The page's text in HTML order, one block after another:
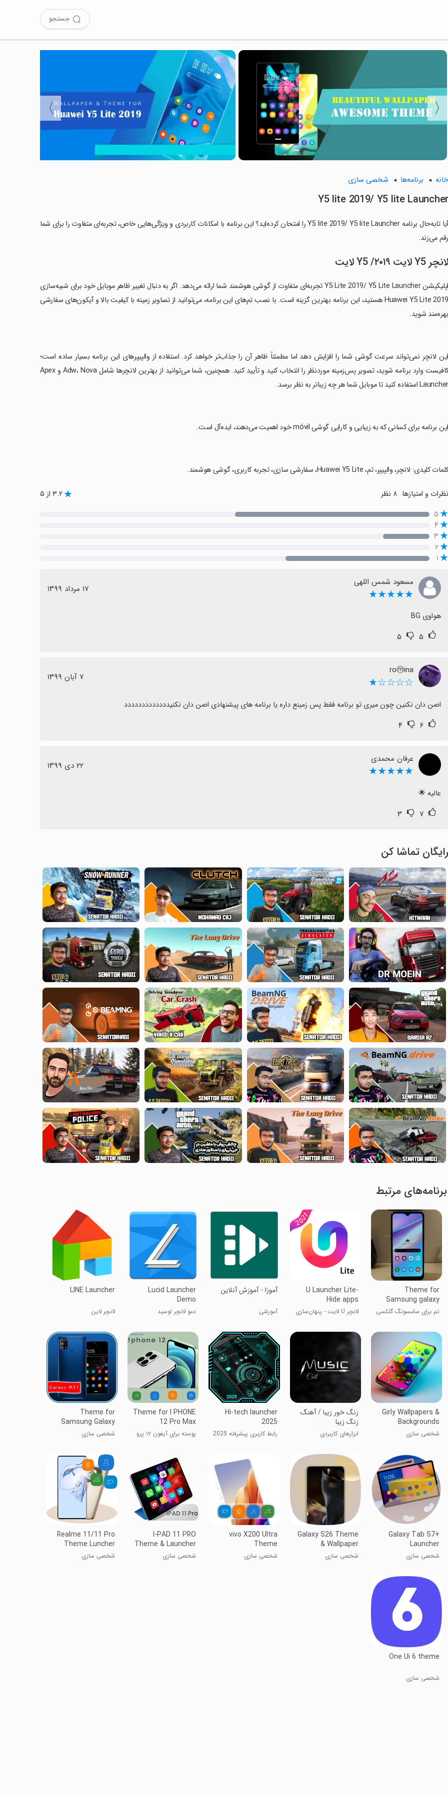
جستجو
〈
〉
خانه برنامه‌ها شخصی سازی
Y5 lite 2019/ Y5 lite Launcher
آیا تابه‌حال برنامه Y5 lite 2019/ Y5 lite Launcher را امتحان کرده‌اید؟ این برنامه با امکانات کاربردی و ویژگی‌هایی خاص، تجربه‌ای متفاوت را برای شما
رقم می‌زند.
لانچر Y5 لایت ۲۰۱۹/ Y5 لایت
اپلیکیشن Y5 Lite 2019/ Y5 Lite Launcher تجربه‌ای متفاوت از گوشی هوشمند شما ارائه می‌دهد. اگر به دنبال تغییر ظاهر موبایل خود برای شبیه‌سازی
Huawei Y5 Lite 2019 هستید، این برنامه بهترین گزینه است. با نصب تم‌های این برنامه، می‌توانید از تصاویر زمینه با کیفیت بالا و آیکون‌های سفارشی
بهره‌مند شوید.
‏این لانچر نمی‌تواند سرعت گوشی شما را افزایش دهد اما مطمئناً ظاهر آن را جذاب‌تر خواهد کرد. استفاده از والپیپرهای این برنامه بسیار ساده است؛
کافیست وارد برنامه شوید، تصویر پس‌زمینه موردنظر را انتخاب کنید و تأیید کنید. همچنین، شما می‌توانید از بهترین لانچرها شامل Adw، Nova و Apex
Launcher استفاده کنید تا موبایل شما هر چه زیباتر به نظر برسد.
‏این برنامه برای کسانی که به زیبایی و کارایی گوشی móvil خود اهمیت می‌دهند، ایده‌آل است.
‏کلمات کلیدی: لانچر، والپیپر، تم، Huawei Y5 Lite، سفارشی سازی، تجربه کاربری، گوشی هوشمند.
نظرات و امتیازها ۳.۲ از ۵
۵
۴
۳
۲
۱
مسعود شمس اللهی
★★★★★ ١٧ مرداد ١٣٩٩
هواوی BG
۵ ۵
roⓜina
☆☆☆☆★ ٧ آبان ١٣٩٩
اصن دان نکنین چون میری تو برنامه فقط پس زمینع داره یا برنامه های پیشنهادی اصن دان نکنیددددددددددددد
۶ ۴
عرفان محمدی
★★★★★ ٢٢ دی ١٣٩٩
عالیه 🌟
۷ ۳
رایگان تماشا کن
برنامه‌های مرتبط
Theme for
Samsung galaxy
A10s
تم برای سامسونگ گلکسی
U Launcher Lite-
Hide apps
لانچر U لایت - پنهان‌سازی
آموزا - آموزش آنلاین
آموزشی
Lucid Launcher
Demo
دمو لانچر لوسید
LINE Launcher
لانچر لاین
Girly Wallpapers &
Backgrounds
شخصی سازی
زنگ خور زیبا / آهنگ
زنگ زیبا
ابزارهای کاربردی
Hi-tech launcher
2025
رابط کاربری پیشرفته 2025
Theme for I PHONE
12 Pro Max
پوسته برای آیفون ۱۲ پرو
Theme for
Samsung Galaxy
M31 P
شخصی سازی
Galaxy Tab S7+
Launcher
شخصی سازی
Galaxy S26 Theme
& Wallpaper
شخصی سازی
vivo X200 Ultra
Theme
شخصی سازی
I-PAD 11 PRO
Theme & Launcher
شخصی سازی
Realme 11/11 Pro
Theme Luncher
شخصی سازی
One Ui 6 theme
شخصی سازی